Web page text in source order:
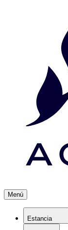
Menú
Estancia